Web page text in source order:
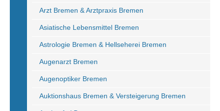
Arzt Bremen & Arztpraxis Bremen
Asiatische Lebensmittel Bremen
Astrologie Bremen & Hellseherei Bremen
Augenarzt Bremen
Augenoptiker Bremen
Auktionshaus Bremen & Versteigerung Bremen